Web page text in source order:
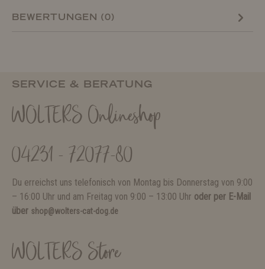
BEWERTUNGEN (0)
SERVICE & BERATUNG
WOLTERS Onlineshop
04231 - 72077-80
Du erreichst uns telefonisch von Montag bis Donnerstag von 9:00
– 16:00 Uhr und am Freitag von 9:00 – 13:00 Uhr oder per E-Mail
über shop@wolters-cat-dog.de
WOLTERS Store